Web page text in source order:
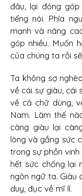
đâu, lại đóng
tiếng nói. Phía
mạnh và nâng
góp nhiều. Muốn
của chúng ta rồi
Ta không sợ
về cái sự giàu, cái
về cả chữ dùng,
Nam. Làm thế
càng giàu lại
lòng và gắng sức
trong sự phồn
hết sức chống lại
ngôn ngữ ta. Giàu
duy, đục về mĩ lí.